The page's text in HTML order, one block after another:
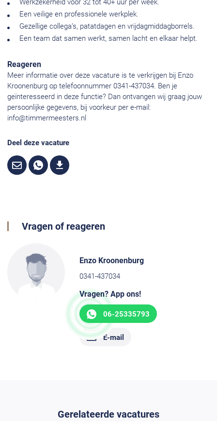
Werkzekerheid voor 32 tot 40+ uur per week.
Een veilige en professionele werkplek.
Gezellige collega’s, patatdagen en vrijdagmiddagborrels.
Een team dat samen werkt, samen lacht en elkaar helpt.
Reageren
Meer informatie over deze vacature is te verkrijgen bij Enzo
Kroonenburg op telefoonnummer 0341-437034. Ben je
geïnteresseerd in deze functie? Dan ontvangen wij graag jouw
persoonlijke gegevens, bij voorkeur per e-mail:
info@timmermeesters.nl
Deel deze vacature
Vragen of reageren
Enzo Kroonenburg
0341-437034
Vragen? App ons!
06-25335793
E-mail
Gerelateerde vacatures